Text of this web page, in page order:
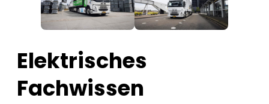
Elektrisches
Fachwissen